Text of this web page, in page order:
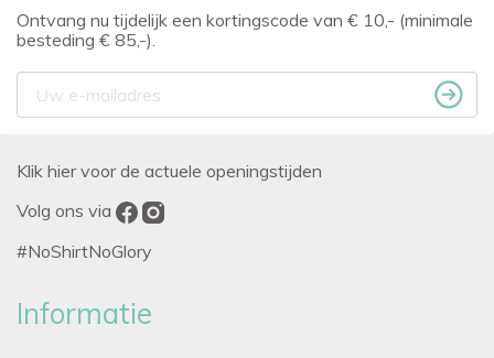
Ontvang nu tijdelijk een kortingscode van € 10,- (minimale
besteding € 85,-).
Klik hier voor de actuele openingstijden
Volg ons via
#NoShirtNoGlory
Informatie